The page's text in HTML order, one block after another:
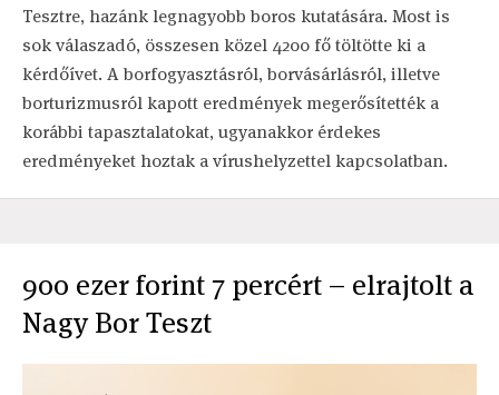
Tesztre, hazánk legnagyobb boros kutatására. Most is
sok válaszadó, összesen közel 4200 fő töltötte ki a
kérdőívet. A borfogyasztásról, borvásárlásról, illetve
borturizmusról kapott eredmények megerősítették a
korábbi tapasztalatokat, ugyanakkor érdekes
eredményeket hoztak a vírushelyzettel kapcsolatban.
900 ezer forint 7 percért – elrajtolt a
Nagy Bor Teszt